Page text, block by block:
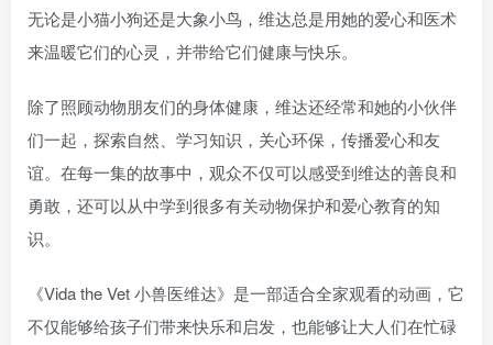
无论是小猫小狗还是大象小鸟，维达总是用她的爱心和医术
来温暖它们的心灵，并带给它们健康与快乐。
除了照顾动物朋友们的身体健康，维达还经常和她的小伙伴
们一起，探索自然、学习知识，关心环保，传播爱心和友
谊。在每一集的故事中，观众不仅可以感受到维达的善良和
勇敢，还可以从中学到很多有关动物保护和爱心教育的知
识。
《Vida the Vet 小兽医维达》是一部适合全家观看的动画，它
不仅能够给孩子们带来快乐和启发，也能够让大人们在忙碌